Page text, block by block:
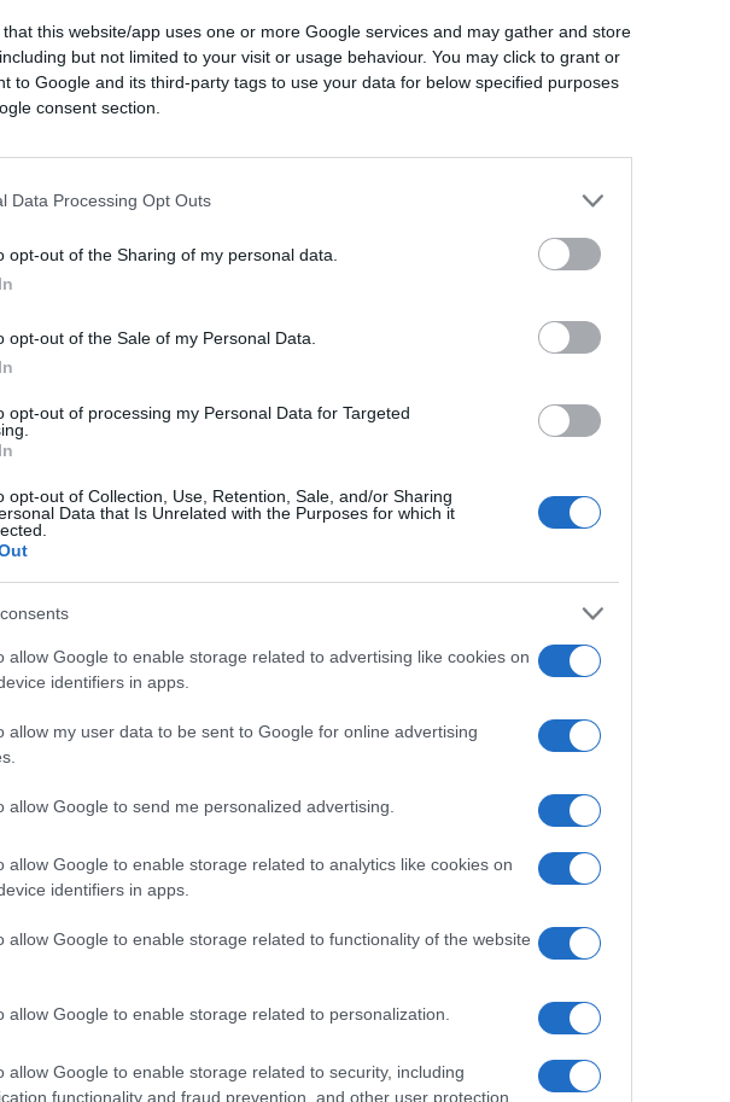
that this website/app uses one or more Google services and may gather and store
but not limited to your visit or usage behaviour. You may click to grant or
to Google and its third-party tags to use your data for below specified purposes
consent section.
Data Processing Opt Outs
opt-out of the Sharing of my personal data.
opt-out of the Sale of my Personal Data.
opt-out of processing my Personal Data for Targeted
opt-out of Collection, Use, Retention, Sale, and/or Sharing
Data that Is Unrelated with the Purposes for which it
allow Google to enable storage related to advertising like cookies on
identifiers in apps.
allow my user data to be sent to Google for online advertising
allow Google to send me personalized advertising.
allow Google to enable storage related to analytics like cookies on
identifiers in apps.
allow Google to enable storage related to functionality of the website
allow Google to enable storage related to personalization.
allow Google to enable storage related to security, including
functionality and fraud prevention, and other user protection.
su Google
di
parlando, il presidente della
obiettivi e possibili vie d’uscita da questa
ancora venire. “La narrativa
sua offensiva”, spiega in una
facendo sul serio”. “Poi sui giornali
città assediate – aggiunge –
dietro la schiena . Siccome vuole
il meno possibile la popolazione civile,
tappeto le città. Sottovalutiamo la
Certo ci sono le proteste a Mosca,
i “traditori” – così li ha chiamati lo Zar –
Russia”. Ma Putin secondo Orsini
In un modo o nell’altro. “È
e la parte meridionale
imprevisti, cercherà di liberarsi di
Meloni
Ceuta
La